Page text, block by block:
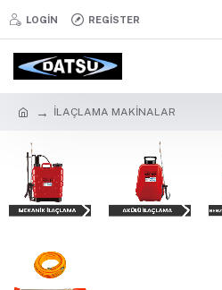
LOGIN REGISTER
İLAÇLAMA MAKİNALAR